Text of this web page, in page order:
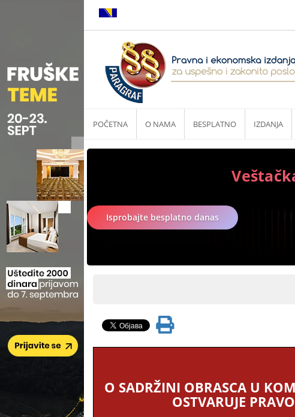
POČETNA O NAMA BESPLATNO IZDANJA
Isprobajte besplatno danas
O SADRŽINI OBRASCA U
OSTVARUJE